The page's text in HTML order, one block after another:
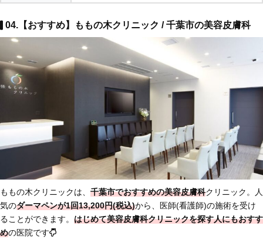
04.【おすすめ】ももの木クリニック / 千葉市の美容皮膚科
ももの木クリニックは、 千葉市でおすすめの美容皮膚科クリニック。人
気のダーマペンが1回13,200円(税込)から、医師(看護師)の施術を受け
ることができます。 はじめて美容皮膚科クリニックを探す人にもおすす
めの医院です